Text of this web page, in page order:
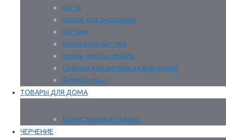
Кисти
Краски для рисования
Ластики
Лепка и скульптура
Мелки для рисования
Точилки для мелков и карандашей
Фломастеры
ТОВАРЫ ДЛЯ ДОМА
Хозяйственные товары
ЧЕРЧЕНИЕ